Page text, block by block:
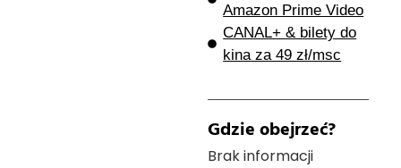
Amazon Prime Video
CANAL+ & bilety do
kina za 49 zł/msc
Gdzie obejrzeć?
Brak informacji